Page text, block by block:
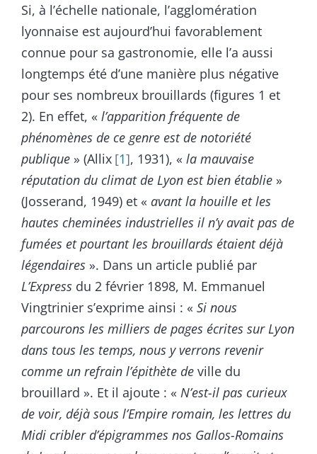
Si, à l’échelle nationale, l’agglomération
lyonnaise est aujourd’hui favorablement
connue pour sa gastronomie, elle l’a aussi
longtemps été d’une manière plus négative
pour ses nombreux brouillards (figures 1 et
2). En effet, « l’apparition fréquente de
phénomènes de ce genre est de notoriété
publique » (Allix 1 , 1931), « la mauvaise
réputation du climat de Lyon est bien établie »
(Josserand, 1949) et « avant la houille et les
hautes cheminées industrielles il n’y avait pas de
fumées et pourtant les brouillards étaient déjà
légendaires ». Dans un article publié par
L’Express du 2 février 1898, M. Emmanuel
Vingtrinier s’exprime ainsi : « Si nous
parcourons les milliers de pages écrites sur Lyon
dans tous les temps, nous y verrons revenir
comme un refrain l’épithète de ville du
brouillard ». Et il ajoute : « N’est-il pas curieux
de voir, déjà sous l’Empire romain, les lettres du
Midi cribler d’épigrammes nos Gallos-Romains